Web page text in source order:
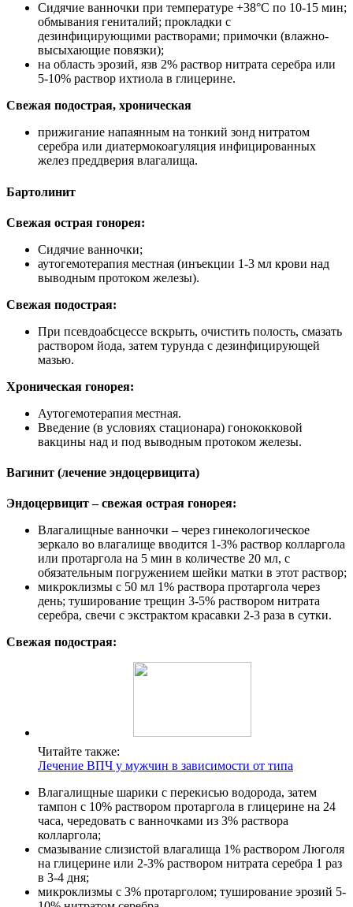
Сидячие ванночки при температуре +38°С по 10-15 мин;
обмывания гениталий; прокладки с
дезинфицирующими растворами; примочки (влажно-
высыхающие повязки);
на область эрозий, язв 2% раствор нитрата серебра или
5-10% раствор ихтиола в глицерине.
Свежая подострая, хроническая
прижигание напаянным на тонкий зонд нитратом
серебра или диатермокоагуляция инфицированных
желез преддверия влагалища.
Бартолинит
Свежая острая гонорея:
Сидячие ванночки;
аутогемотерапия местная (инъекции 1-3 мл крови над
выводным протоком железы).
Свежая подострая:
При псевдоабсцессе вскрыть, очистить полость, смазать
раствором йода, затем турунда с дезинфицирующей
мазью.
Хроническая гонорея:
Аутогемотерапия местная.
Введение (в условиях стационара) гонококковой
вакцины над и под выводным протоком железы.
Вагинит (лечение эндоцервицита)
Эндоцервицит – свежая острая гонорея:
Влагалищные ванночки – через гинекологическое
зеркало во влагалище вводится 1-3% раствор колларгола
или протаргола на 5 мин в количестве 20 мл, с
обязательным погружением шейки матки в этот раствор;
микроклизмы с 50 мл 1% раствора протаргола через
день; туширование трещин 3-5% раствором нитрата
серебра, свечи с экстрактом красавки 2-3 раза в сутки.
Свежая подострая:
Читайте также:
Лечение ВПЧ у мужчин в зависимости от типа
Влагалищные шарики с перекисью водорода, затем
тампон с 10% раствором протаргола в глицерине на 24
часа, чередовать с ванночками из 3% раствора
колларгола;
смазывание слизистой влагалища 1% раствором Люголя
на глицерине или 2-3% раствором нитрата серебра 1 раз
в 3-4 дня;
микроклизмы с 3% протарголом; туширование эрозий 5-